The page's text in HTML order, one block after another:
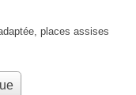
places assises